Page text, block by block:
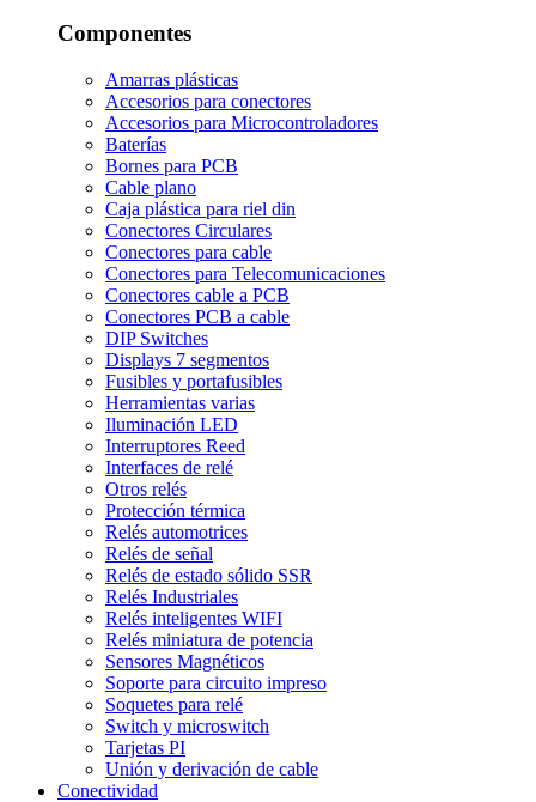
Componentes
Amarras plásticas
Accesorios para conectores
Accesorios para Microcontroladores
Baterías
Bornes para PCB
Cable plano
Caja plástica para riel din
Conectores Circulares
Conectores para cable
Conectores para Telecomunicaciones
Conectores cable a PCB
Conectores PCB a cable
DIP Switches
Displays 7 segmentos
Fusibles y portafusibles
Herramientas varias
Iluminación LED
Interruptores Reed
Interfaces de relé
Otros relés
Protección térmica
Relés automotrices
Relés de señal
Relés de estado sólido SSR
Relés Industriales
Relés inteligentes WIFI
Relés miniatura de potencia
Sensores Magnéticos
Soporte para circuito impreso
Soquetes para relé
Switch y microswitch
Tarjetas PI
Unión y derivación de cable
Conectividad